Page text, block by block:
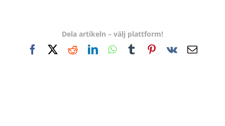
Dela artikeln – välj plattform!
FacebookRedditLinkedInWhatsApp
TumblrPinterest
Vk
E-